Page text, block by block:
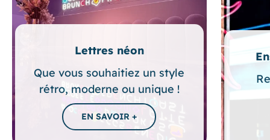
Lettres néon
Que vous souhaitiez un style
rétro, moderne ou unique !